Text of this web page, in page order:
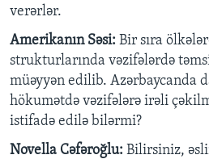
verərlər.
Amerikanın Səsi: Bir sıra
strukturlarında vəzifələrdə
müəyyən edilib. Azərbaycanda
hökumətdə vəzifələrə irəli
istifadə edilə bilərmi?
Novella Cəfəroğlu: Bilirsiniz,